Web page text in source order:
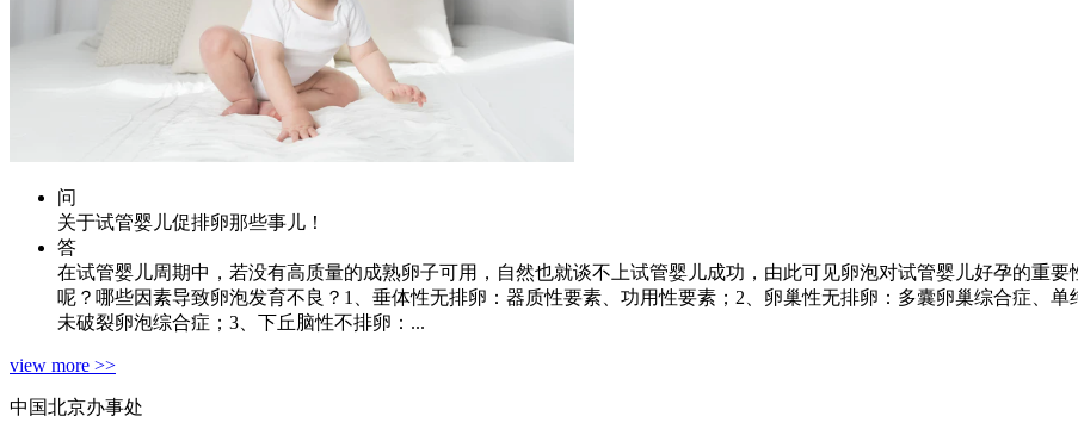
问
关于试管婴儿促排卵那些事儿！
答
在试管婴儿周期中，若没有高质量的成熟卵子可用，自然也就谈不上试管婴儿成功，由此可见卵泡对试管婴儿好孕的重
呢？哪些因素导致卵泡发育不良？1、垂体性无排卵：器质性要素、功用性要素；2、卵巢性无排卵：多囊卵巢综合症、
未破裂卵泡综合症；3、下丘脑性不排卵：...
view more >>
中国北京办事处